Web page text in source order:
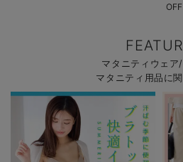
OFF
マタニティウェア
マタニティ用品に